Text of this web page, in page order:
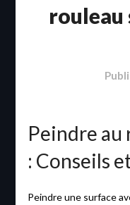
rouleau
Peindre au
: Conseils
Peindre une surface